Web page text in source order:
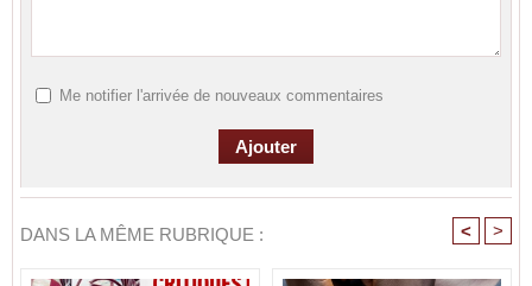
Me notifier l'arrivée de nouveaux commentaires
DANS LA MÊME RUBRIQUE : < >